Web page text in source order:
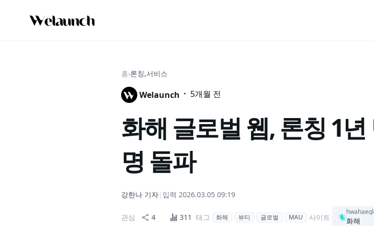
홈›론칭,서비스
Welaunch · 5개월 전
화해 글로벌 웹, 론칭 1
명 돌파
강한나 기자| 입력 2026.03.05 09:19
관심 4 311 태그 화해 뷰티 글로벌 MAU 사이트 화해